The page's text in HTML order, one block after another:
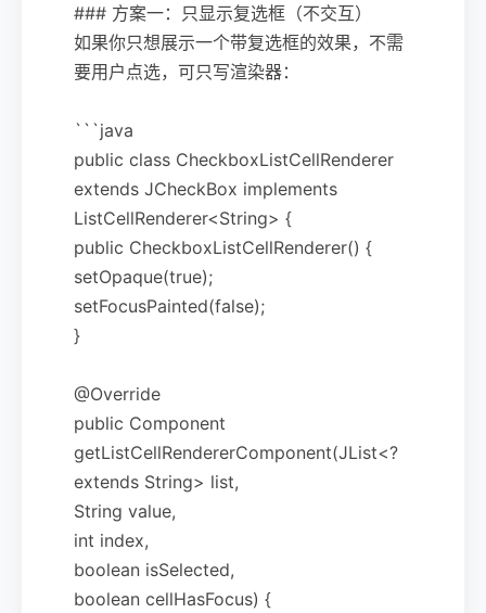
### 方案一：只显示复选框（不交互）
如果你只想展示一个带复选框的效果，不需
要用户点选，可只写渲染器：
```java
public class CheckboxListCellRenderer
extends JCheckBox implements
ListCellRenderer<String> {
public CheckboxListCellRenderer() {
setOpaque(true);
setFocusPainted(false);
}
@Override
public Component
getListCellRendererComponent(JList<?
extends String> list,
String value,
int index,
boolean isSelected,
boolean cellHasFocus) {